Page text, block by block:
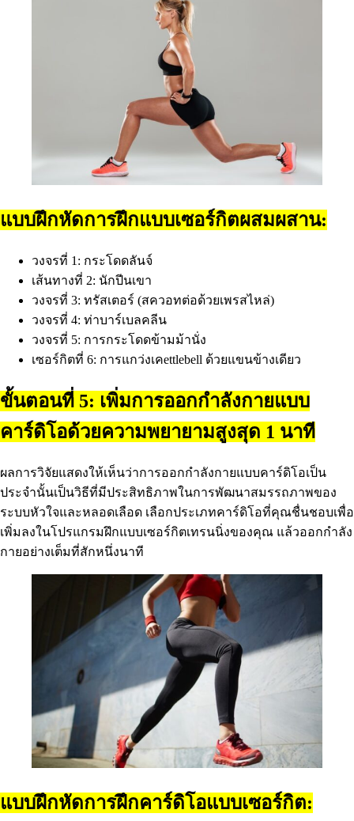
แบบฝึกหัดการฝึกแบบเซอร์กิตผสมผสาน:
วงจรที่ 1: กระโดดลันจ์
เส้นทางที่ 2: นักปีนเขา
วงจรที่ 3: ทรัสเตอร์ (สควอทต่อด้วยเพรสไหล่)
วงจรที่ 4: ท่าบาร์เบลคลีน
วงจรที่ 5: การกระโดดข้ามม้านั่ง
เซอร์กิตที่ 6: การแกว่งเคettlebell ด้วยแขนข้างเดียว
ขั้นตอนที่ 5: เพิ่มการออกกำลังกายแบบ
คาร์ดิโอด้วยความพยายามสูงสุด 1 นาที
ผลการวิจัยแสดงให้เห็นว่าการออกกำลังกายแบบคาร์ดิโอเป็น
ประจำนั้นเป็นวิธีที่มีประสิทธิภาพในการพัฒนาสมรรถภาพของ
ระบบหัวใจและหลอดเลือด เลือกประเภทคาร์ดิโอที่คุณชื่นชอบเพื่อ
เพิ่มลงในโปรแกรมฝึกแบบเซอร์กิตเทรนนิ่งของคุณ แล้วออกกำลัง
กายอย่างเต็มที่สักหนึ่งนาที
แบบฝึกหัดการฝึกคาร์ดิโอแบบเซอร์กิต: